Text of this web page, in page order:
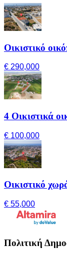
Οικιστικό
€ 290,000
4 Οικιστικά
€ 100,000
Οικιστικό
€ 55,000
Πολιτική